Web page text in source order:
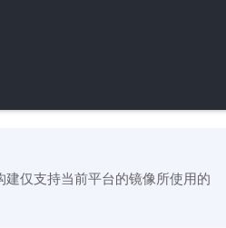
仅支持当前平台的镜像所使用的